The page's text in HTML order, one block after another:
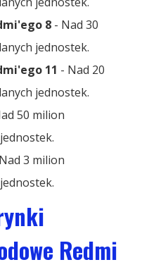
8 - Nad 30
jednostek.
11 - Nad 20
jednostek.
50 milion
3 milion
Redmi